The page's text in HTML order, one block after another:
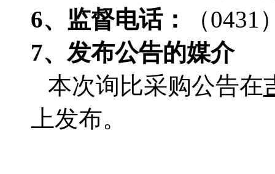
6、监督电话：
（0431
7、发布公告的媒介
本次询比采购公告在
上发布。